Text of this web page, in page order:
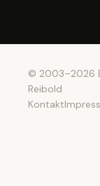
© 2003–2026
Reibold
Kontakt